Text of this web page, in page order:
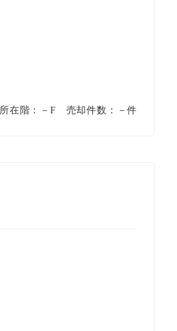
所在階：－F 売却件数：－件